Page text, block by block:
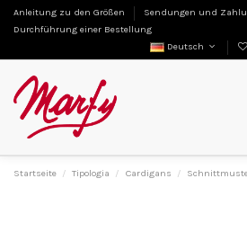
Anleitung zu den Größen
Sendungen und
Durchführung einer Bestellung
Deutsch
Startseite Tipologia Cardigans